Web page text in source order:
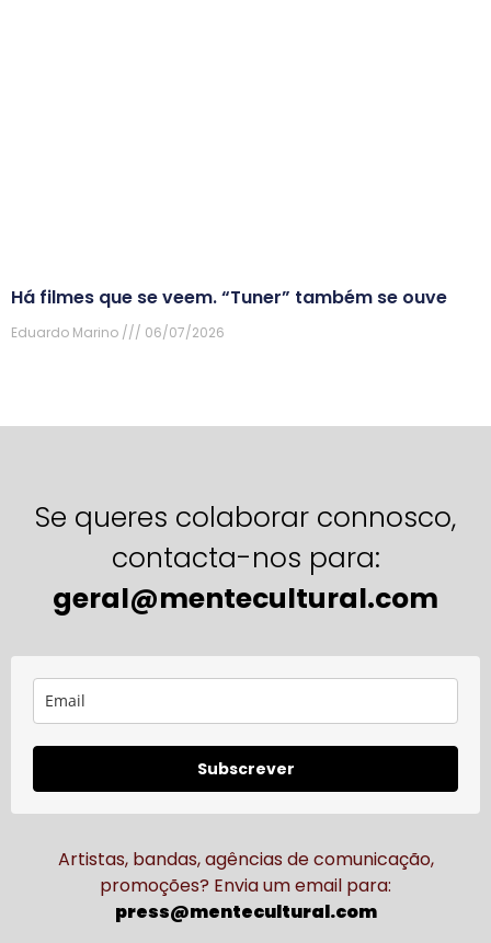
Há filmes que se veem. “Tuner” também se ouve
Eduardo Marino 06/07/2026
Se queres colaborar connosco,
contacta-nos para:
geral@mentecultural.com
Subscrever
Artistas, bandas, agências de comunicação,
promoções? Envia um email para:
press@mentecultural.com